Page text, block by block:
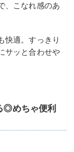
、こなれ感のあ
快適。すっきり
サッと合わせや
◎めちゃ便利